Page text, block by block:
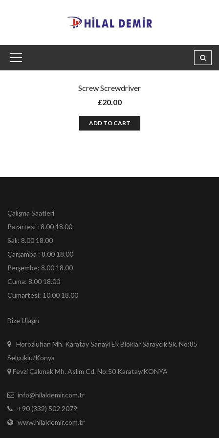
Screw Screwdriver
£20.00
ADD TO CART
Çalışma Saatleri
Pazartesi : 8.00 18.00
Salı: 8.00 18.00
Çarşamba : 8.00 18.00
Perşembe: 8.00 18.00
Cuma: 8.00 18.00
Cumartesi: 10.00 18.00
Bize Ulaşın
Horozluhan Mh. Karatay Sanayi Ek Bloklar Saraycık Sk. No:85
Selçuklu/Konya
Fevzi Çakmak Mh. Aslım Cd. No:50 Karatay/KONYA
info@hilaldemir.com.tr
+90 (332) 502 2079
www.hilaldemir.com.tr